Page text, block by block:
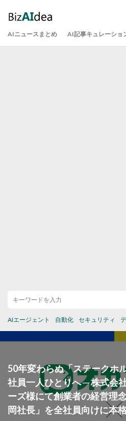
AIニュースまとめ AI記事キュレーショ
AIエージェント 自動化 セキュリティ
50年変わらぬ「ステークホ
社員一人ひとりへ ─ 株式会
ーズ様にて創業者の経営理
岡社長」を全社員向けに本